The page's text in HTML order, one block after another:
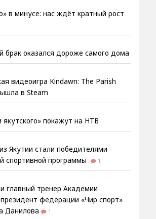
в минусе: нас ждёт кратный рост
брак оказался дороже самого дома
видеоигра Kindawn: The Parish
в Steam
якутского» покажут на НТВ
Якутии стали победителями
спортивной программы
1
главный тренер Академии
федерации «Чир спорт»
Данилова
1